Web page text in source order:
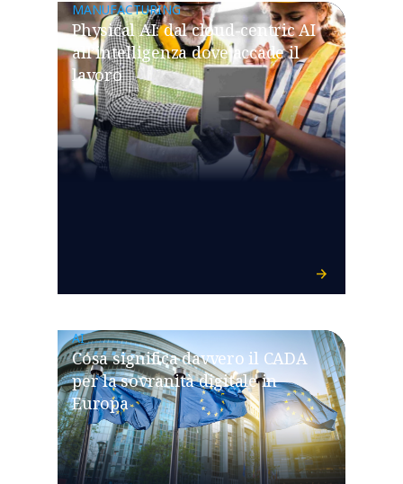
MANUFACTURING
Physical AI: dal cloud-centric AI
all’intelligenza dove accade il
lavoro
AI
Cosa significa davvero il CADA
per la sovranità digitale in
Europa